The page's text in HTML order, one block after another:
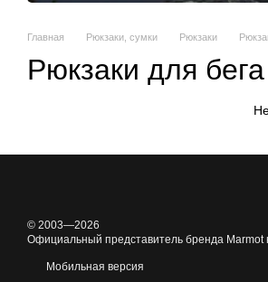
Главная Рюкзаки, сумки Рюкзаки
Рюкзаки для бега
© 2003—2026
Официальный представитель бренда Marmot
Мобильная версия